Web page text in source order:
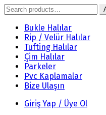
Search
for:
Bukle Halılar
Rip / Velür Halılar
Tufting Halılar
Çim Halılar
Parkeler
Pvc Kaplamalar
Bize Ulaşın
Giriş Yap / Üye Ol